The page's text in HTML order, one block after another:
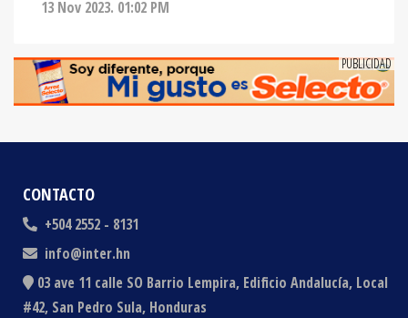
CONTACTO
+504 2552 - 8131
info@inter.hn
03 ave 11 calle SO Barrio Lempira, Edificio Andalucía, Local
#42, San Pedro Sula, Honduras